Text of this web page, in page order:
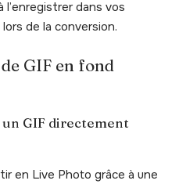
dans vos
de la conversion.
GIF en fond
GIF directement
en Live Photo grâce à une